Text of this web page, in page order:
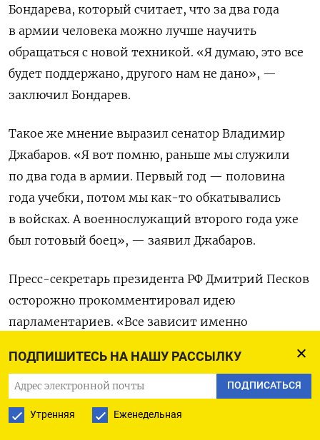
ПОДПИШИТЕСЬ НА НАШУ РАССЫЛКУ
ПОДПИСАТЬСЯ
Утренняя Еженедельная
Бондарева, который считает, что за два года
в армии человека можно лучше научить
обращаться с новой техникой. «Я думаю, это все
будет поддержано, другого нам не дано», —
заключил Бондарев.
Такое же мнение выразил сенатор Владимир
Джабаров. «Я вот помню, раньше мы служили
по два года в армии. Первый год — половина
года учебки, потом мы как-то обкатывались
в войсках. А военнослужащий второго года уже
был готовый боец», — заявил Джабаров.
Пресс-секретарь президента РФ Дмитрий Песков
осторожно прокомментировал идею
парламентариев. «Все зависит именно
министерства обороны, от их рекомендаций.
Каких-то заявлений от министерства обороны
на этот счет мы не слышали», — сказал Песков